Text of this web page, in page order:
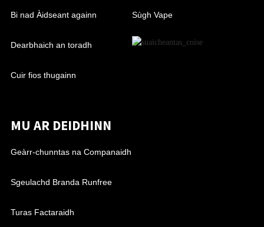
Bi nad Àidseant againn
Dearbhaich an toradh
Cuir fios thugainn
Sùgh Vape
MU AR DEIDHINN
Geàrr-chunntas na Companaidh
Sgeulachd Branda Runfree
Turas Factaraidh